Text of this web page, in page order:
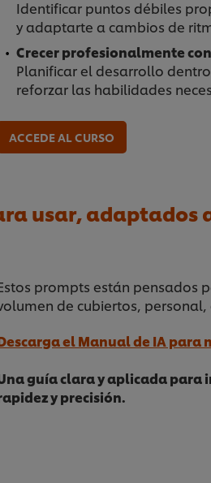
Identificar puntos débiles
y adaptarte a cambios de
Crecer profesionalmente
Planificar el desarrollo
reforzar las habilidades
ACCEDE AL CURSO
usar, adaptados
prompts están pensados
de cubiertos, personal,
el Manual de IA
guía clara y aplicada para
y precisión.